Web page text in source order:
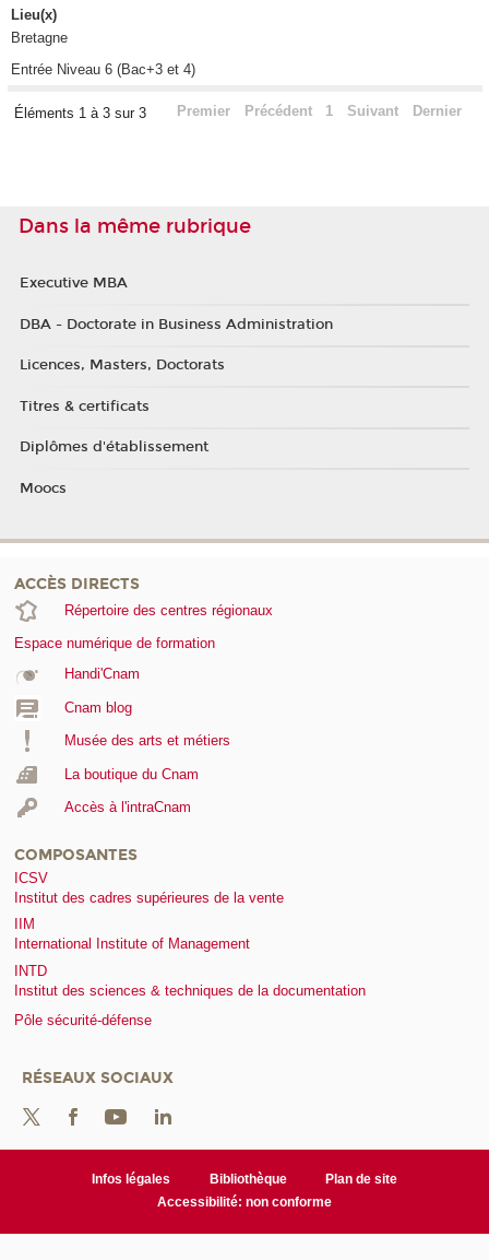
Lieu(x)
Bretagne
Entrée Niveau 6 (Bac+3 et 4)
Éléments 1 à 3 sur 3 Premier Précédent 1 Suivant Dernier
Dans la même rubrique
Executive MBA
DBA - Doctorate in Business Administration
Licences, Masters, Doctorats
Titres & certificats
Diplômes d'établissement
Moocs
ACCÈS DIRECTS
Répertoire des centres régionaux
Espace numérique de formation
Handi'Cnam
Cnam blog
Musée des arts et métiers
La boutique du Cnam
Accès à l'intraCnam
COMPOSANTES
ICSV
Institut des cadres supérieures de la vente
IIM
International Institute of Management
INTD
Institut des sciences & techniques de la documentation
Pôle sécurité-défense
RÉSEAUX SOCIAUX
Infos légales Bibliothèque
Plan de site
Accessibilité: non conforme